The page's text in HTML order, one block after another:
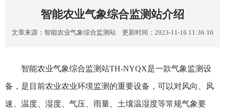
智能农业气象综合监测站介绍
文章来源： 智能农业气象综合监测站 更新时间：2023-11-16 11:36:16
智能农业气象综合监测站TH-NYQX是一款气象监测设
备，是目前农业农业环境监测的重要设备，可以对风向、风
速、温度、湿度、气压、雨量、土壤温湿度等常规气象要